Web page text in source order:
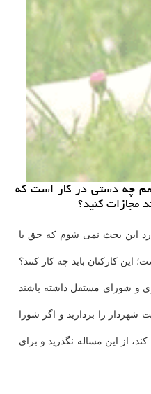
چه دستی در كار است كه
كنید؟
این بحث نمی شوم كه حق با
كاركنان باید چه كار كنند؟
و شورای مستقل داشته باشند
را بردارید و اگر شورا
از این مساله نگذرید و برای